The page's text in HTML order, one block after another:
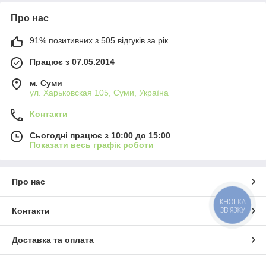
Про нас
91% позитивних з 505 відгуків за рік
Працює з 07.05.2014
м. Суми
ул. Харьковская 105, Суми, Україна
Контакти
Сьогодні працює з 10:00 до 15:00
Показати весь графік роботи
Про нас
Контакти
Доставка та оплата
КНОПКА
ЗВ'ЯЗКУ